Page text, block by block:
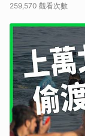
259,570 觀看次數